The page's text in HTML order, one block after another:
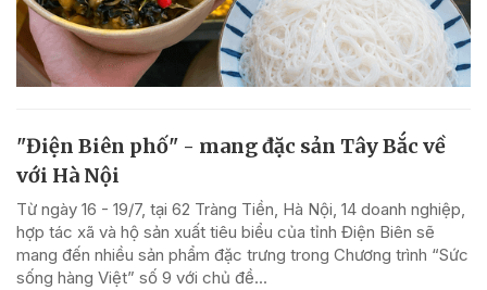
"Điện Biên phố" - mang đặc sản Tây Bắc về
với Hà Nội
Từ ngày 16 - 19/7, tại 62 Tràng Tiền, Hà Nội, 14 doanh nghiệp,
hợp tác xã và hộ sản xuất tiêu biểu của tỉnh Điện Biên sẽ
mang đến nhiều sản phẩm đặc trưng trong Chương trình “Sức
sống hàng Việt” số 9 với chủ đề...